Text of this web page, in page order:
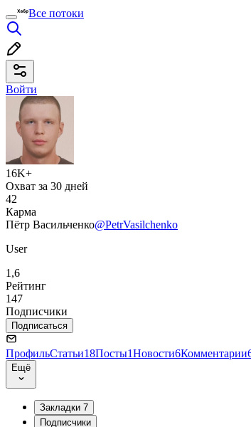
Все потоки
Войти
16K+
Охват за 30 дней
42
Карма
Пётр Васильченко@PetrVasilchenko
User
1,6
Рейтинг
147
Подписчики
Подписаться
ПрофильСтатьи18Посты1Новости6Комментарии
Ещё
Закладки 7
Подписчики